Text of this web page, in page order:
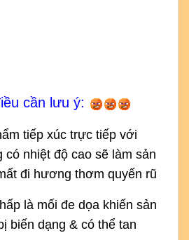
cần lưu ý:
tiếp xúc trực tiếp với
nhiệt độ cao sẽ làm sản
đi hương thơm quyến rũ
là mối đe dọa khiến sản
biến dạng & có thể tan